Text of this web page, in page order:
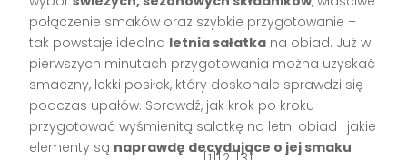
połączenie smaków oraz szybkie przygotowanie –
tak powstaje idealna letnia sałatka na obiad. Już w
pierwszych minutach przygotowania można uzyskać
smaczny, lekki posiłek, który doskonale sprawdzi się
podczas upałów. Sprawdź, jak krok po kroku
przygotować wyśmienitą sałatkę na letni obiad i jakie
elementy są naprawdę decydujące o jej smaku